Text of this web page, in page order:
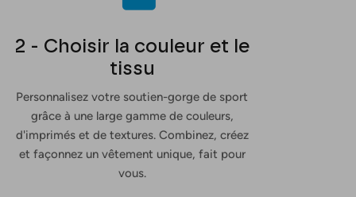
2 - Choisir la couleur et le
tissu
Personnalisez votre soutien-gorge de sport
grâce à une large gamme de couleurs,
d'imprimés et de textures. Combinez, créez
et façonnez un vêtement unique, fait pour
vous.